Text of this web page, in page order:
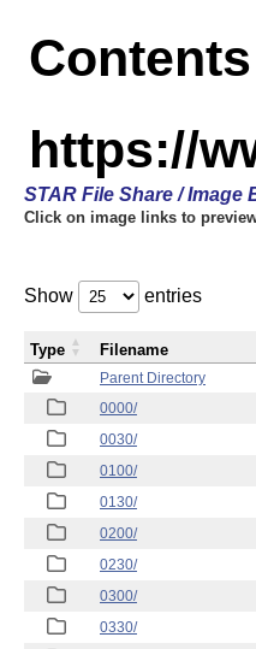
https://
STAR File Share / Image
Click on image links to
Show entries
Parent Directory
0000/
0030/
0100/
0130/
0200/
0230/
0300/
0330/
Type Filename